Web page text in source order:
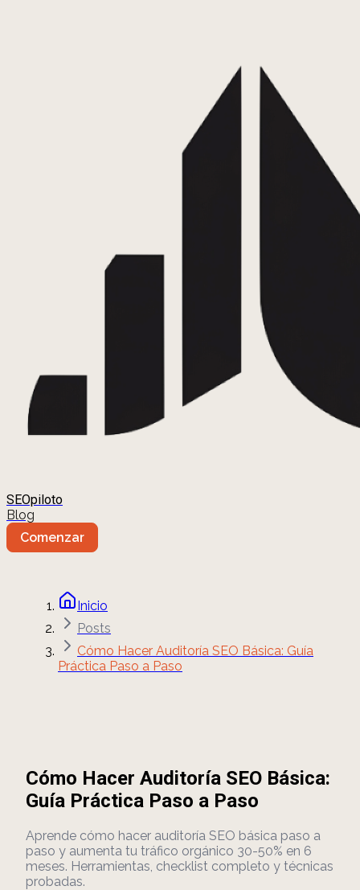
SEOpiloto
Blog
Comenzar
Inicio
Posts
Cómo Hacer Auditoría SEO Básica: Guía
Práctica Paso a Paso
Cómo Hacer Auditoría SEO Básica:
Guía Práctica Paso a Paso
Aprende cómo hacer auditoría SEO básica paso a
paso y aumenta tu tráfico orgánico 30-50% en 6
meses. Herramientas, checklist completo y técnicas
probadas.